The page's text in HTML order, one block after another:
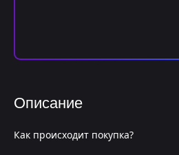
Описание
Как происходит покупка?